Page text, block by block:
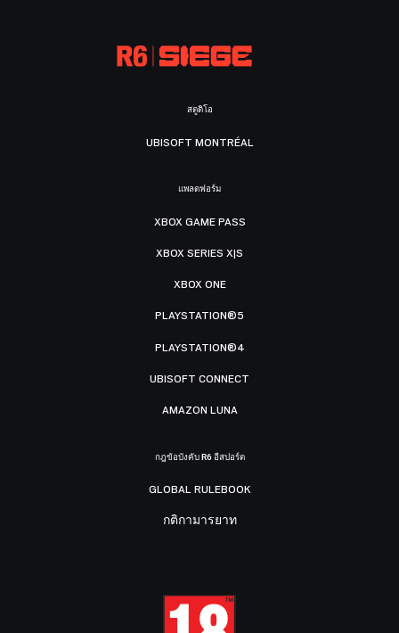
สตูดิโอ
UBISOFT MONTRÉAL
แพลตฟอร์ม
XBOX GAME PASS
XBOX SERIES X|S
XBOX ONE
PLAYSTATION®5
PLAYSTATION®4
UBISOFT CONNECT
AMAZON LUNA
กฎข้อบังคับ R6 อีสปอร์ต
GLOBAL RULEBOOK
กติกามารยาท